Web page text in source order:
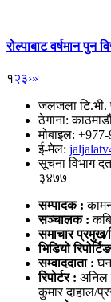
रोल्पाबाट वर्षमान पुन
१२३›»
जलजला टि.भी.
ठेगाना:
मोबाइल:
ई-मेल:
सूचना विभाग
३४७७
सम्पादक :
सञ्‍चालक :
समाचार
भिडियो
सम्वाददाता :
रिपोर्टर : अनिल
कुमार दाहाल/